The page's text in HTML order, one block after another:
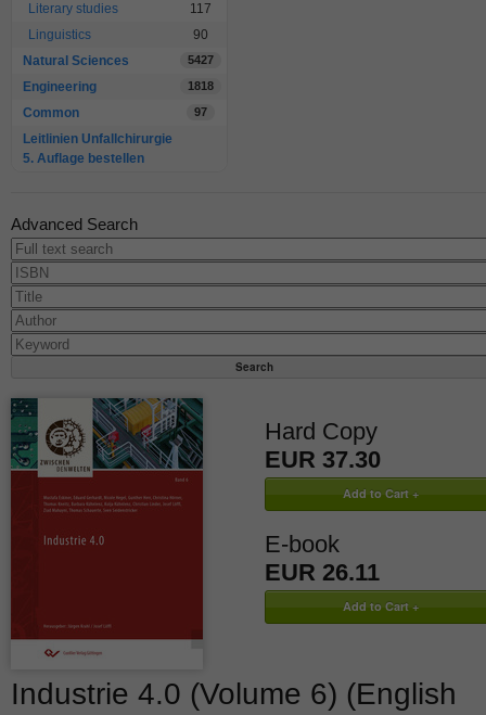
Literary studies
117
Linguistics
90
Natural Sciences
5427
Engineering 1818
Common 97
Leitlinien Unfallchirurgie
5. Auflage bestellen
Advanced Search
Hard Copy
EUR 37.30
E-book
EUR 26.11
Industrie 4.0 (Volume 6) (English